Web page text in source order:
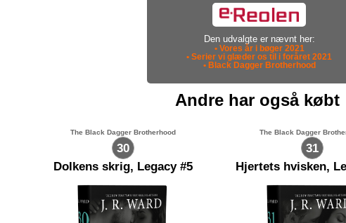
Den udvalgte er nævnt her:
• Vores år i bøger 2021
• Serier vi glæder os til i foråret 2021
• Black Dagger Brotherhood
Andre har også købt
30
The Black Dagger Brotherhood
Dolkens skrig, Legacy #5
31
The Black Dagger
Hjertets hvisken,